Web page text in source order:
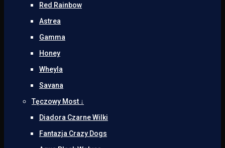
Red Rainbow
Astrea
Gamma
Honey
Wheyla
Savana
Tęczowy Most ↓
Diadora Czarne Wilki
Fantazja Crazy Dogs